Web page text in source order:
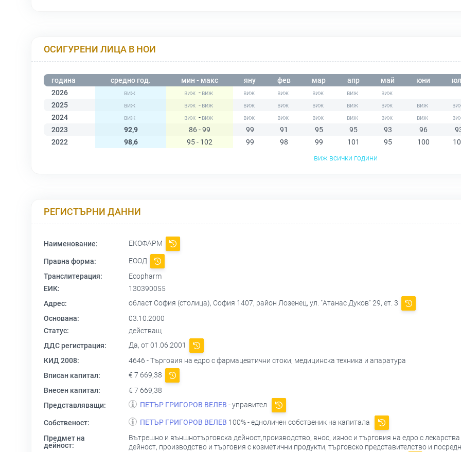
ОСИГУРЕНИ ЛИЦА В НОИ
година средно год. мин - макс яну фев мар апр май юни
2026
-
2025
-
2024
-
2023
92,9 86 - 99 99 91 95 95 93 96
2022
98,6 95 - 102 99 98 99 101 95 100
виж всички години
РЕГИСТЪРНИ ДАННИ
Наименование: ЕКОФАРМ
Правна форма:
ЕООД
Транслитерация:
Ecopharm
ЕИК:
130390055
Адрес:
област София (столица), София 1407, район Лозенец, ул. "Атанас Дуков" 29, ет. 3
Основана:
03.10.2000
Статус:
действащ
ДДС регистрация:
Да, от 01.06.2001
КИД 2008:
4646 - Търговия на едро с фармацевтични стоки, медицинска техника и апаратура
Вписан капитал:
€ 7 669,38
Внесен капитал:
€ 7 669,38
Представляващи:
ПЕТЪР ГРИГОРОВ ВЕЛЕВ - управител
Собственост: ПЕТЪР ГРИГОРОВ ВЕЛЕВ 100% - едноличен собственик на капитала
Предмет на
дейност:
Вътрешно и външнотърговска дейност,производство, внос, износ и търговия на едро с
дейност, производство и търговия с козметични продукти, търговско представителство и